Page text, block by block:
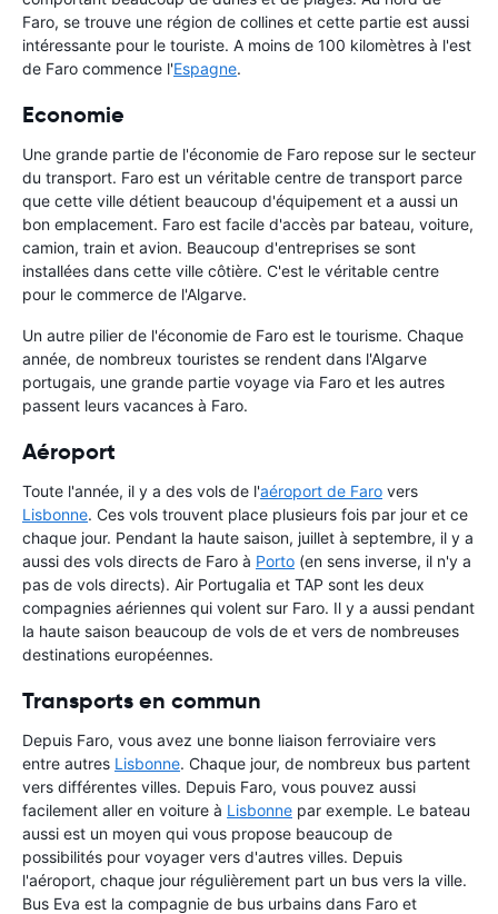
Faro, se trouve une région de collines et cette partie est aussi
intéressante pour le touriste. A moins de 100 kilomètres à l'est
de Faro commence l'Espagne.
Economie
Une grande partie de l'économie de Faro repose sur le secteur
du transport. Faro est un véritable centre de transport parce
que cette ville détient beaucoup d'équipement et a aussi un
bon emplacement. Faro est facile d'accès par bateau, voiture,
camion, train et avion. Beaucoup d'entreprises se sont
installées dans cette ville côtière. C'est le véritable centre
pour le commerce de l'Algarve.
Un autre pilier de l'économie de Faro est le tourisme. Chaque
année, de nombreux touristes se rendent dans l'Algarve
portugais, une grande partie voyage via Faro et les autres
passent leurs vacances à Faro.
Aéroport
Toute l'année, il y a des vols de l'aéroport de Faro vers
Lisbonne. Ces vols trouvent place plusieurs fois par jour et ce
chaque jour. Pendant la haute saison, juillet à septembre, il y a
aussi des vols directs de Faro à Porto (en sens inverse, il n'y a
pas de vols directs). Air Portugalia et TAP sont les deux
compagnies aériennes qui volent sur Faro. Il y a aussi pendant
la haute saison beaucoup de vols de et vers de nombreuses
destinations européennes.
Transports en commun
Depuis Faro, vous avez une bonne liaison ferroviaire vers
entre autres Lisbonne. Chaque jour, de nombreux bus partent
vers différentes villes. Depuis Faro, vous pouvez aussi
facilement aller en voiture à Lisbonne par exemple. Le bateau
aussi est un moyen qui vous propose beaucoup de
possibilités pour voyager vers d'autres villes. Depuis
l'aéroport, chaque jour régulièrement part un bus vers la ville.
Bus Eva est la compagnie de bus urbains dans Faro et